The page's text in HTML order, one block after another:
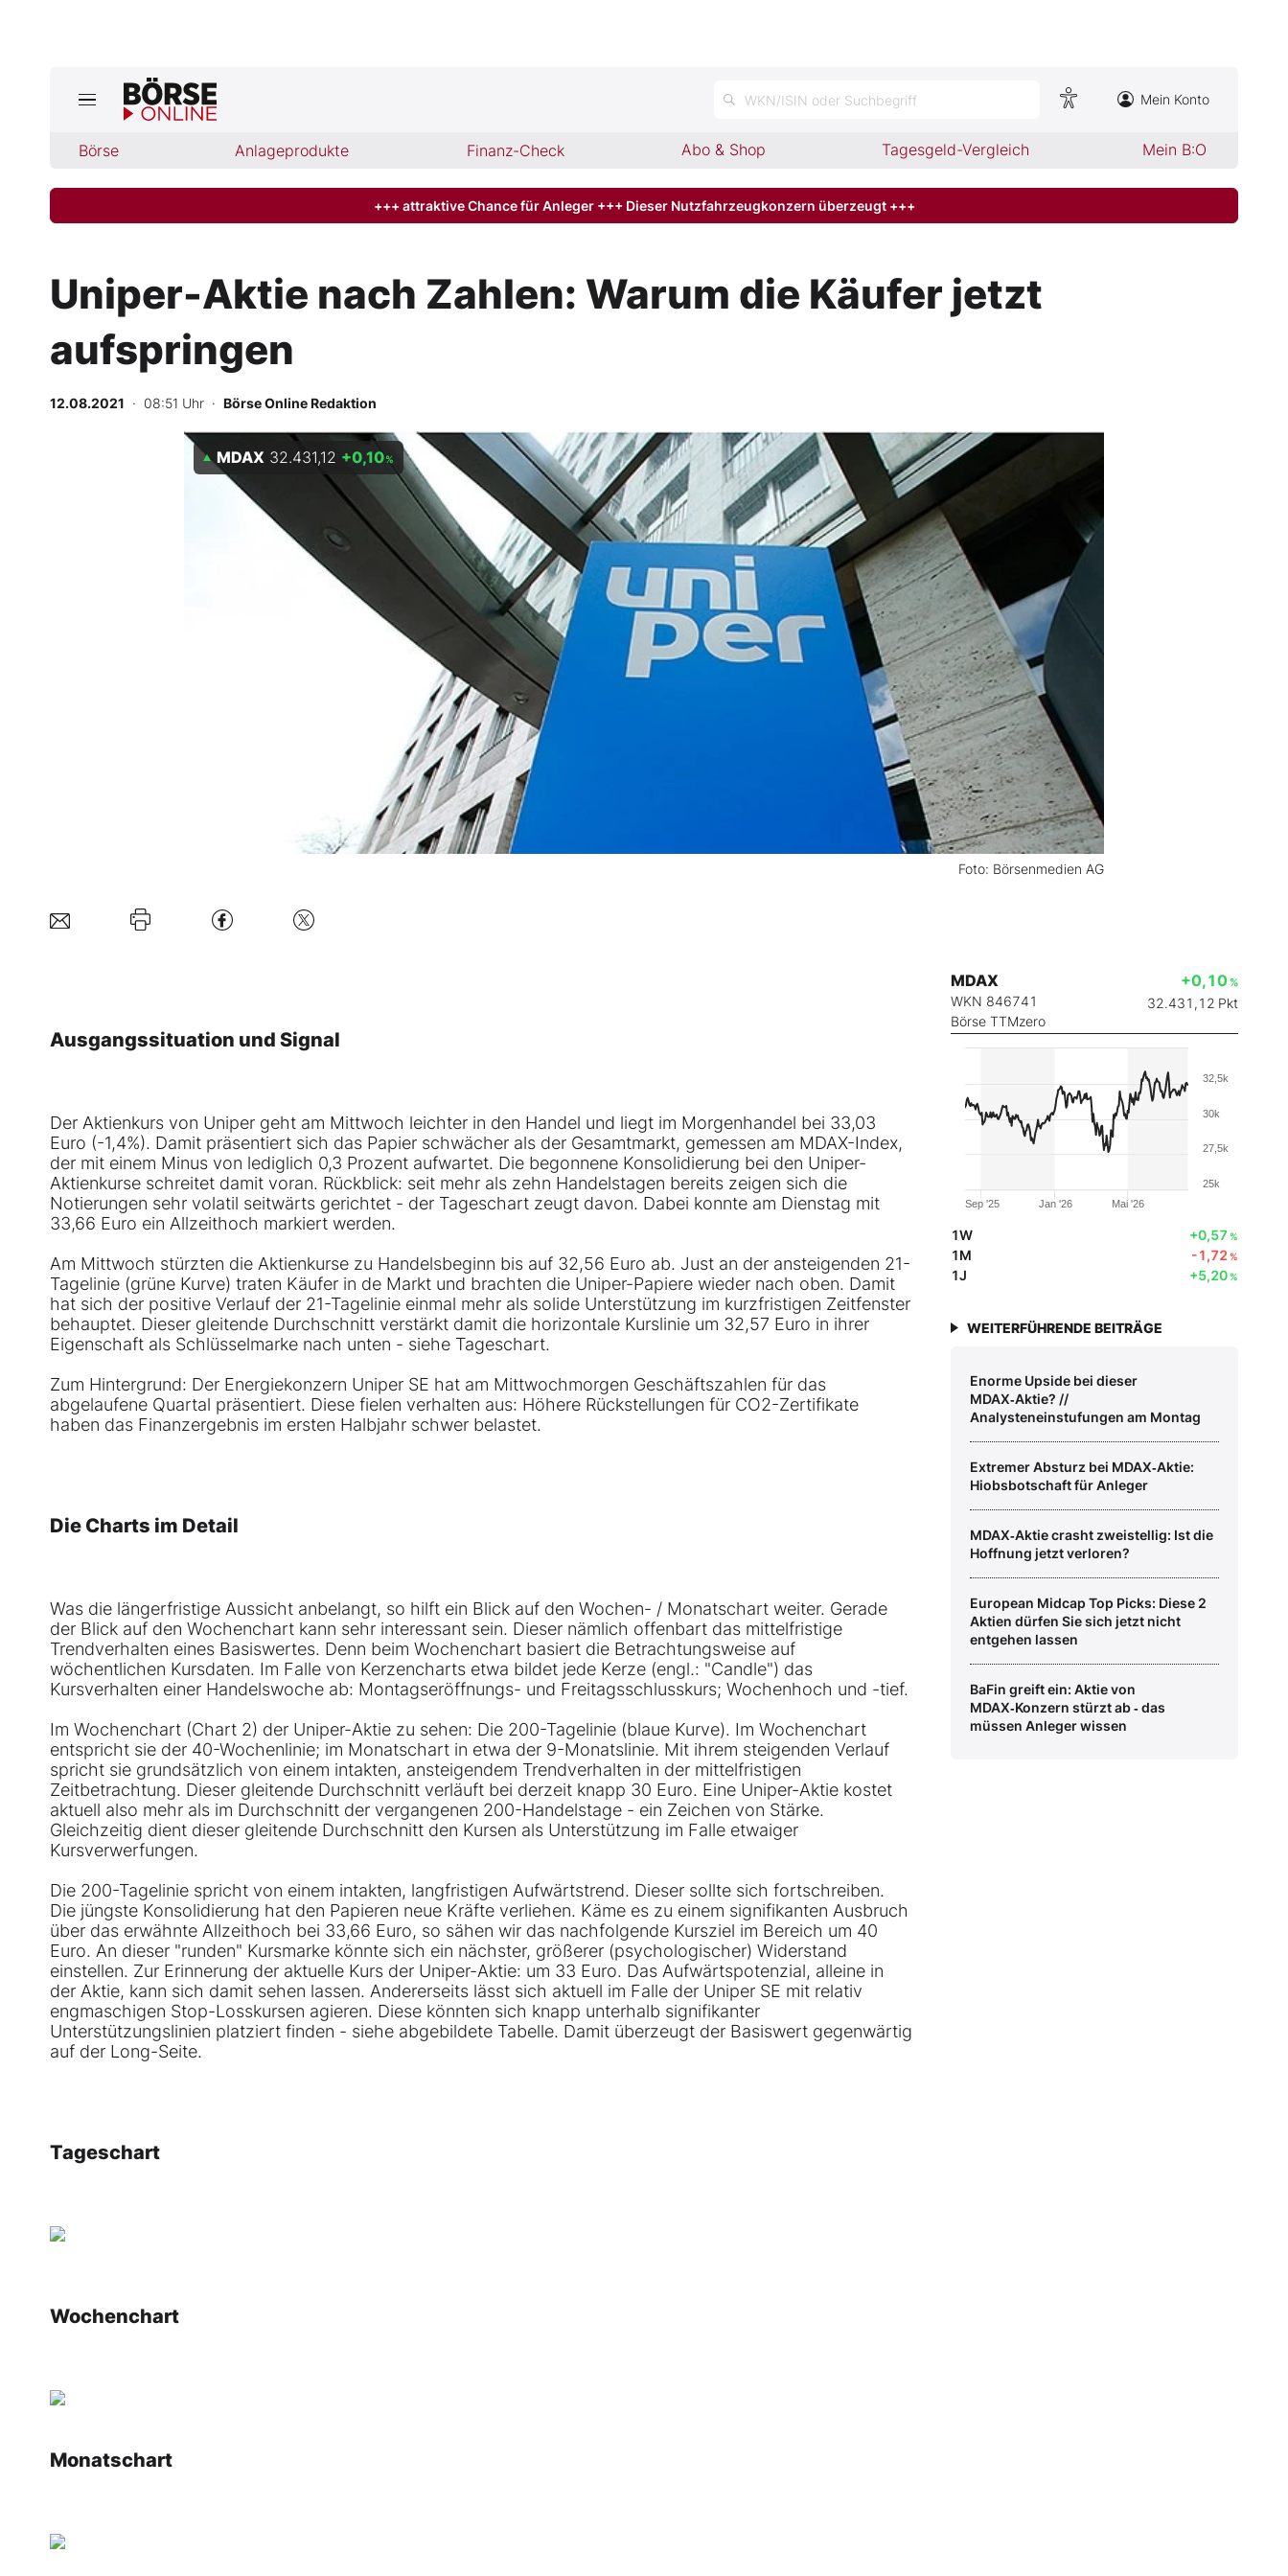
WKN/ISIN oder Suchbegriff Mein Konto
Börse Anlageprodukte Finanz-Check Abo & Shop Tagesgeld-Vergleich Mein B:O
Jetzt aktuelle Ausgabe BÖRSE ONLINE lesen
Finanz-Check
Abo & Shop
BO-Musterdepots
Experten
+++ attraktive Chance für Anleger +++ Dieser Nutzfahrzeugkonzern überzeugt +++
Uniper-Aktie nach Zahlen: Warum die Käufer jetzt
aufspringen
12.08.2021 · 08:51 Uhr · Börse Online Redaktion
Foto: Börsenmedien AG
MDAX 32.431,12 +0,10%
Ausgangssituation und Signal
Der Aktienkurs von Uniper geht am Mittwoch leichter in den Handel und liegt im Morgenhandel bei 33,03
Euro (-1,4%). Damit präsentiert sich das Papier schwächer als der Gesamtmarkt, gemessen am MDAX-Index,
der mit einem Minus von lediglich 0,3 Prozent aufwartet. Die begonnene Konsolidierung bei den Uniper-
Aktienkurse schreitet damit voran. Rückblick: seit mehr als zehn Handelstagen bereits zeigen sich die
Notierungen sehr volatil seitwärts gerichtet - der Tageschart zeugt davon. Dabei konnte am Dienstag mit
33,66 Euro ein Allzeithoch markiert werden.
Am Mittwoch stürzten die Aktienkurse zu Handelsbeginn bis auf 32,56 Euro ab. Just an der ansteigenden 21-
Tagelinie (grüne Kurve) traten Käufer in de Markt und brachten die Uniper-Papiere wieder nach oben. Damit
hat sich der positive Verlauf der 21-Tagelinie einmal mehr als solide Unterstützung im kurzfristigen Zeitfenster
behauptet. Dieser gleitende Durchschnitt verstärkt damit die horizontale Kurslinie um 32,57 Euro in ihrer
Eigenschaft als Schlüsselmarke nach unten - siehe Tageschart.
Zum Hintergrund: Der Energiekonzern Uniper SE hat am Mittwochmorgen Geschäftszahlen für das
abgelaufene Quartal präsentiert. Diese fielen verhalten aus: Höhere Rückstellungen für CO2-Zertifikate
haben das Finanzergebnis im ersten Halbjahr schwer belastet.
Die Charts im Detail
Was die längerfristige Aussicht anbelangt, so hilft ein Blick auf den Wochen- / Monatschart weiter. Gerade
der Blick auf den Wochenchart kann sehr interessant sein. Dieser nämlich offenbart das mittelfristige
Trendverhalten eines Basiswertes. Denn beim Wochenchart basiert die Betrachtungsweise auf
wöchentlichen Kursdaten. Im Falle von Kerzencharts etwa bildet jede Kerze (engl.: "Candle") das
Kursverhalten einer Handelswoche ab: Montagseröffnungs- und Freitagsschlusskurs; Wochenhoch und -tief.
Im Wochenchart (Chart 2) der Uniper-Aktie zu sehen: Die 200-Tagelinie (blaue Kurve). Im Wochenchart
entspricht sie der 40-Wochenlinie; im Monatschart in etwa der 9-Monatslinie. Mit ihrem steigenden Verlauf
spricht sie grundsätzlich von einem intakten, ansteigendem Trendverhalten in der mittelfristigen
Zeitbetrachtung. Dieser gleitende Durchschnitt verläuft bei derzeit knapp 30 Euro. Eine Uniper-Aktie kostet
aktuell also mehr als im Durchschnitt der vergangenen 200-Handelstage - ein Zeichen von Stärke.
Gleichzeitig dient dieser gleitende Durchschnitt den Kursen als Unterstützung im Falle etwaiger
Kursverwerfungen.
Die 200-Tagelinie spricht von einem intakten, langfristigen Aufwärtstrend. Dieser sollte sich fortschreiben.
Die jüngste Konsolidierung hat den Papieren neue Kräfte verliehen. Käme es zu einem signifikanten Ausbruch
über das erwähnte Allzeithoch bei 33,66 Euro, so sähen wir das nachfolgende Kursziel im Bereich um 40
Euro. An dieser "runden" Kursmarke könnte sich ein nächster, größerer (psychologischer) Widerstand
einstellen. Zur Erinnerung der aktuelle Kurs der Uniper-Aktie: um 33 Euro. Das Aufwärtspotenzial, alleine in
der Aktie, kann sich damit sehen lassen. Andererseits lässt sich aktuell im Falle der Uniper SE mit relativ
engmaschigen Stop-Losskursen agieren. Diese könnten sich knapp unterhalb signifikanter
Unterstützungslinien platziert finden - siehe abgebildete Tabelle. Damit überzeugt der Basiswert gegenwärtig
auf der Long-Seite.
Tageschart
Wochenchart
Monatschart
MDAX
WKN 846741
Börse TTMzero
+0,10 %
32.431,12 Pkt
Jan '26
Sep '25 Mai '26
25k
27,5k
30k
32,5k
1W +0,57 %
1M -1,72%
1J +5,20%
WEITERFÜHRENDE BEITRÄGE
Enorme Upside bei dieser
MDAX‑Aktie? //
Analysteneinstufungen am Montag
Extremer Absturz bei MDAX‑Aktie:
Hiobsbotschaft für Anleger
MDAX‑Aktie crasht zweistellig: Ist die
Hoffnung jetzt verloren?
European Midcap Top Picks: Diese 2
Aktien dürfen Sie sich jetzt nicht
entgehen lassen
BaFin greift ein: Aktie von
MDAX‑Konzern stürzt ab ‑ das
müssen Anleger wissen